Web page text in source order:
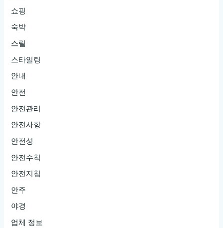
쇼핑
숙박
스릴
스타일링
안내
안전
안전관리
안전사항
안전성
안전수칙
안전지침
안주
야경
업체 정보